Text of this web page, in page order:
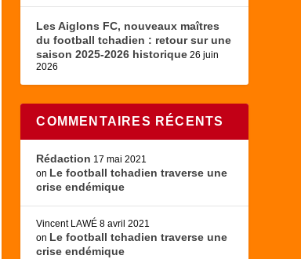
Les Aiglons FC, nouveaux maîtres
du football tchadien : retour sur une
saison 2025-2026 historique 26 juin
2026
COMMENTAIRES RÉCENTS
Rédaction 17 mai 2021
on Le football tchadien traverse une
crise endémique
Vincent LAWÉ 8 avril 2021
on Le football tchadien traverse une
crise endémique